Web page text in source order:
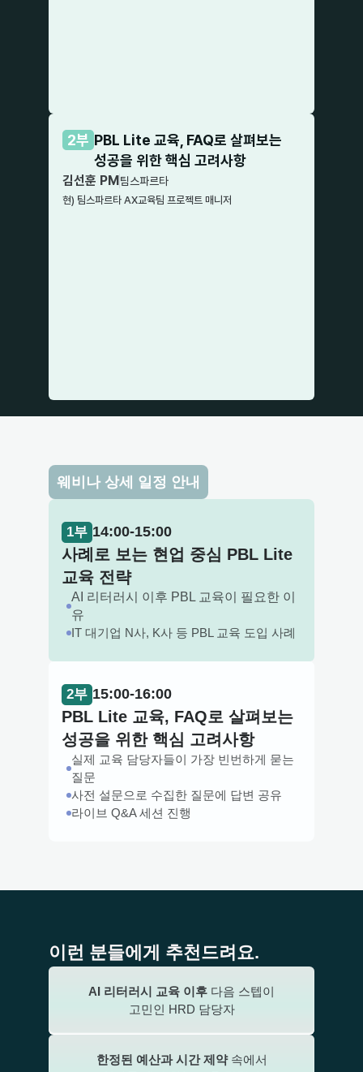
2부 PBL Lite 교육, FAQ로 살펴보는
성공을 위한 핵심 고려사항
김선훈 PM팀스파르타
현) 팀스파르타 AX교육팀 프로젝트 매니저
웨비나 상세 일정 안내
1부 14:00-15:00
사례로 보는 현업 중심 PBL Lite
교육 전략
AI 리터러시 이후 PBL 교육이 필요한 이
유
IT 대기업 N사, K사 등 PBL 교육 도입 사례
2부 15:00-16:00
PBL Lite 교육, FAQ로 살펴보는
성공을 위한 핵심 고려사항
실제 교육 담당자들이 가장 빈번하게 묻는
질문
사전 설문으로 수집한 질문에 답변 공유
라이브 Q&A 세션 진행
이런 분들에게 추천드려요.
AI 리터러시 교육 이후 다음 스텝이
고민인 HRD 담당자
한정된 예산과 시간 제약 속에서